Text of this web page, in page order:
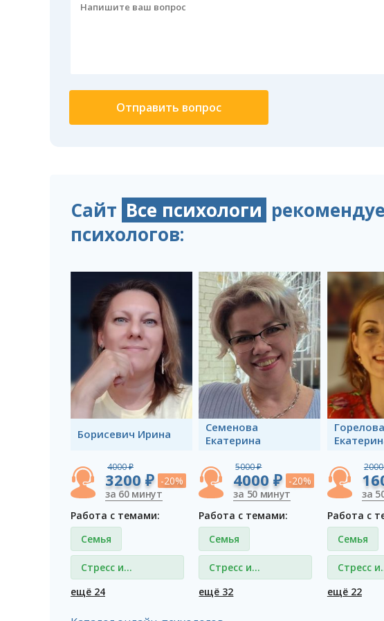
Сайт Все психологи
психологов:
Борисевич Ирина
4000 ₽
3200 ₽ -20%
за 60 минут
Работа с темами:
Семья
Стресс и
депрессия
ещё 24
Семенова
Екатерина
5000 ₽
4000 ₽ -20%
за 50 минут
Работа с темами:
Семья
Стресс и
депрессия
ещё 32
Горелова
за
Работа с
Семья
Стресс и
ещё 22